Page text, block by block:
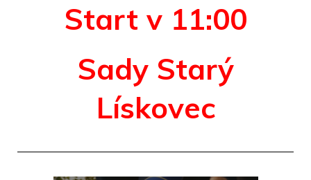
Start v 11:00
Sady Starý
Lískovec